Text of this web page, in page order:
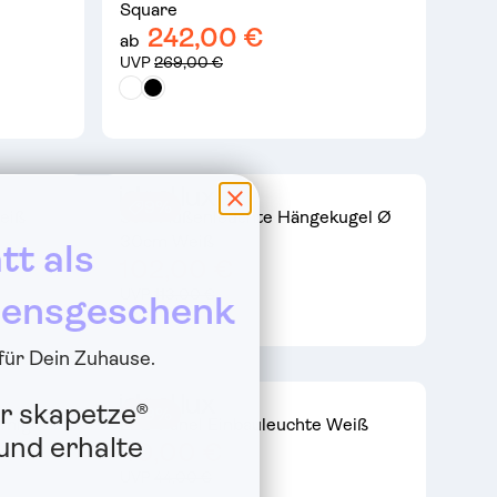
Square
ab 242,00 €
UVP269,00 €
Sole Außenleuchte Hängekugel Ø
UVP113,00 €
9%
LED Panel Einbauleuchte Weiß
40,00 €
als
Dein Zuhause.
skapetze®
erhalte